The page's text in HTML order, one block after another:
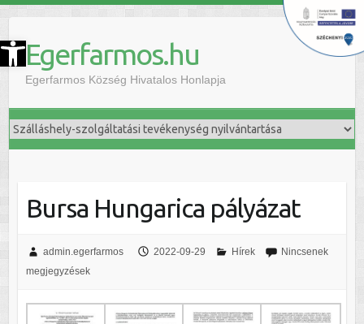
Eszköztár megnyitása Egerfarmos.hu
Egerfarmos Község Hivatalos Honlapja
Bursa Hungarica pályázat
admin.egerfarmos 2022-09-29 Hírek
Nincsenek
megjegyzések